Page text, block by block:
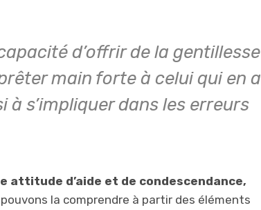
d’offrir de la gentillesse
main forte à celui qui en a
s’impliquer dans les erreurs
attitude d’aide et de condescendance,
pouvons la comprendre à partir des éléments